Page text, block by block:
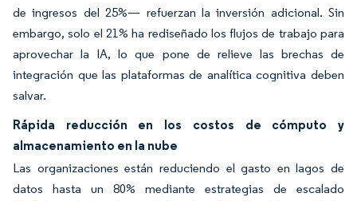
de ingresos del 25%— refuerzan la inversión adicional. Sin
embargo, solo el 21% ha rediseñado los flujos de trabajo para
aprovechar la IA, lo que pone de relieve las brechas de
integración que las plataformas de analítica cognitiva deben
salvar.
Rápida reducción en los costos de cómputo y
almacenamiento en la nube
Las organizaciones están reduciendo el gasto en lagos de
datos hasta un 80% mediante estrategias de escalado